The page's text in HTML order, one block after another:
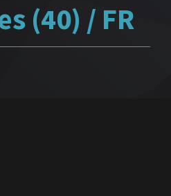
(40) / FR